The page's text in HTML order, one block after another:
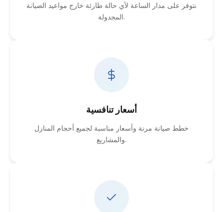
نتوفر على مدار الساعة لأي حالة طارئة خارج مواعيد الصيانة
المجدولة.
أسعار تنافسية
خطط صيانة مرنة وأسعار مناسبة لجميع أحجام المنازل
والمشاريع.